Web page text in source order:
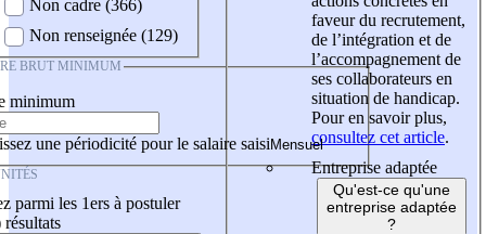
Non cadre (366)
Non renseignée (129)
BRUT MINIMUM
minimum
une périodicité pour le salaire saisi
parmi les 1ers à postuler
résultats
faveur du recrutement,
de l’intégration et de
l’accompagnement de
ses collaborateurs en
situation de handicap.
Pour en savoir plus,
consultez cet article.
Entreprise adaptée
Qu'est-ce qu'une
entreprise adaptée
?